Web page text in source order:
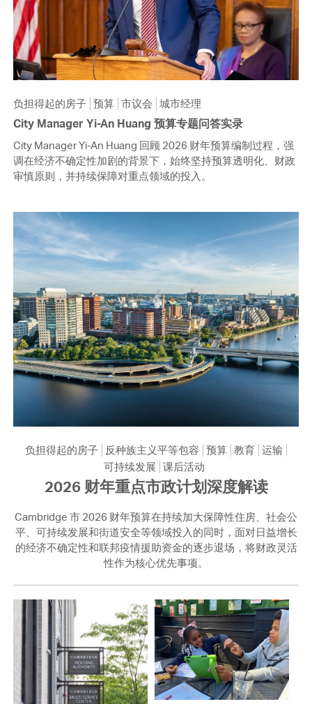
负担得起的房子 预算 市议会 城市经理
City Manager Yi-An Huang 预算专题问答实录
City Manager Yi-An Huang 回顾 2026 财年预算编制过程，强
调在经济不确定性加剧的背景下，始终坚持预算透明化、财政
审慎原则，并持续保障对重点领域的投入。
负担得起的房子 反种族主义平等包容 预算 教育 运输
可持续发展 课后活动
2026 财年重点市政计划深度解读
Cambridge 市 2026 财年预算在持续加大保障性住房、社会公
平、可持续发展和街道安全等领域投入的同时，面对日益增长
的经济不确定性和联邦疫情援助资金的逐步退场，将财政灵活
性作为核心优先事项。